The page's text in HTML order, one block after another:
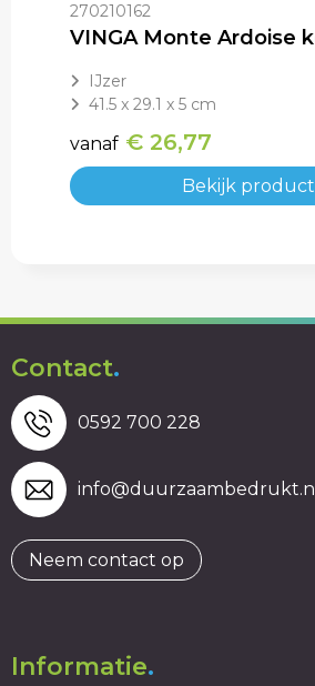
270210162
IJzer
41.5 x 29.1 x 5 cm
vanaf € 26,77
Bekijk product
Contact.
0592 700 228
info@duurzaambedrukt.nl
Neem contact op
Informatie.